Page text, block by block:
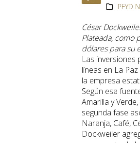
PFYD
César
Plateada, como
dólares para su
Las inversiones
líneas en La
la empresa
Según esa
Amarilla y
segunda fase
Naranja, Café,
Dockweiler